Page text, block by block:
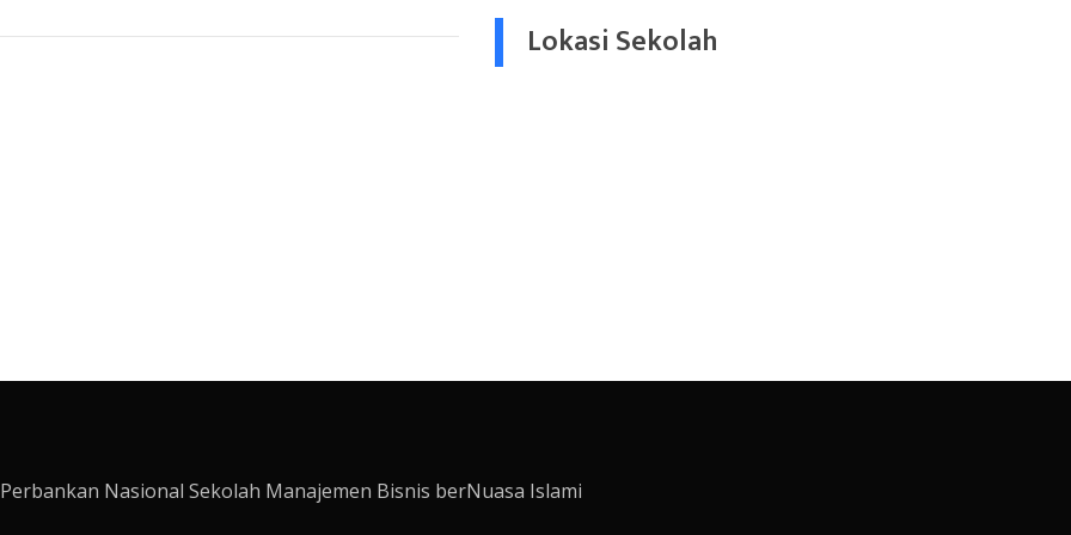
Lokasi Sekolah
Nasional Sekolah Manajemen Bisnis berNuasa Islami